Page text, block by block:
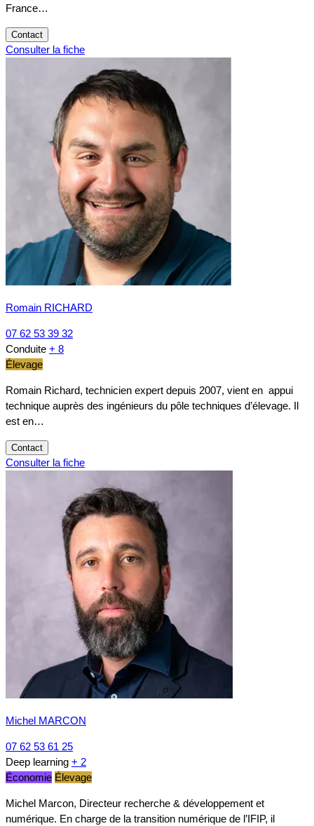
France…
Contact
Consulter la fiche
Romain RICHARD
07 62 53 39 32
Conduite + 8
Élevage
Romain Richard, technicien expert depuis 2007, vient en appui
technique auprès des ingénieurs du pôle techniques d’élevage. Il
est en…
Contact
Consulter la fiche
Michel MARCON
07 62 53 61 25
Deep learning + 2
Économie Élevage
Michel Marcon, Directeur recherche & développement et
numérique. En charge de la transition numérique de l’IFIP, il